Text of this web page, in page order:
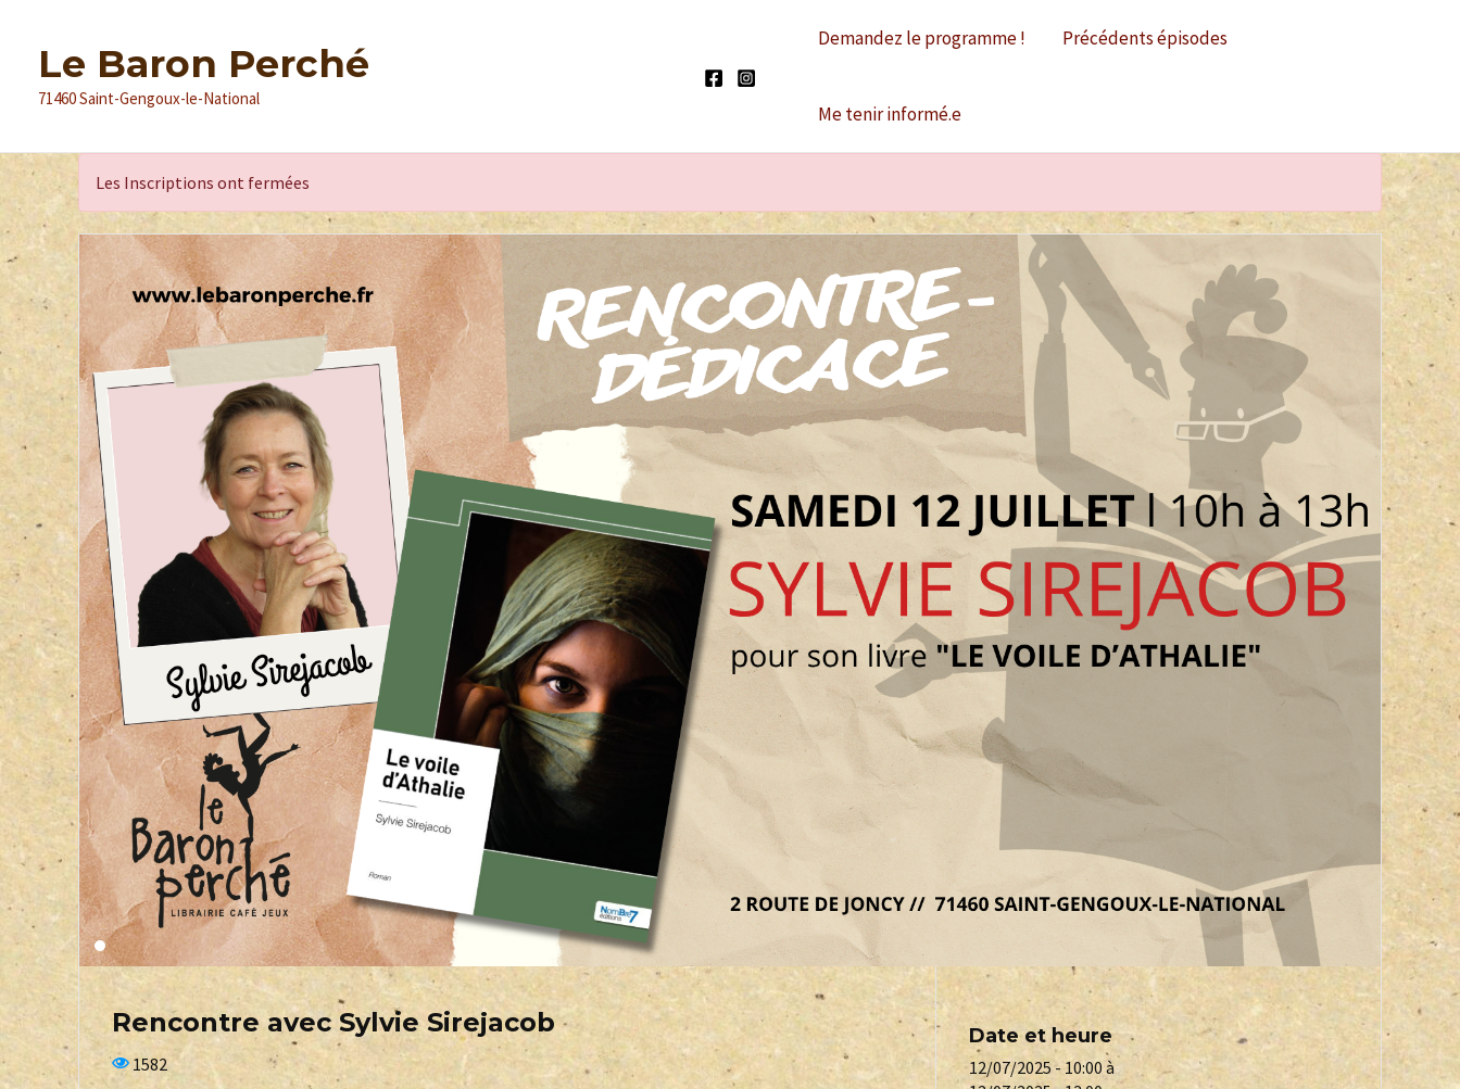
Le Baron Perché
71460 Saint-Gengoux-le-National
Demandez le programme ! Précédents épisodes
Me tenir informé.e
Les Inscriptions ont fermées
Rencontre avec Sylvie Sirejacob
1582
Date et heure
12/07/2025 - 10:00à